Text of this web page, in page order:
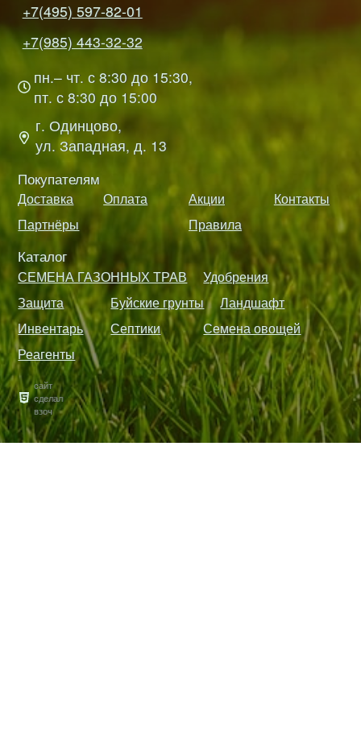
+7(495) 597-82-01
+7(985) 443-32-32
пн.– чт. с 8:30 до 15:30,
пт. с 8:30 до 15:00
г. Одинцово,
ул. Западная, д. 13
Покупателям
Доставка Оплата Акции
Контакты
Партнёры
Правила
Каталог
СЕМЕНА ГАЗОННЫХ ТРАВ
Удобрения
Защита
Буйские грунты
Ландшафт
Инвентарь
Септики
Семена овощей
Реагенты
сайт
сделал
взоч